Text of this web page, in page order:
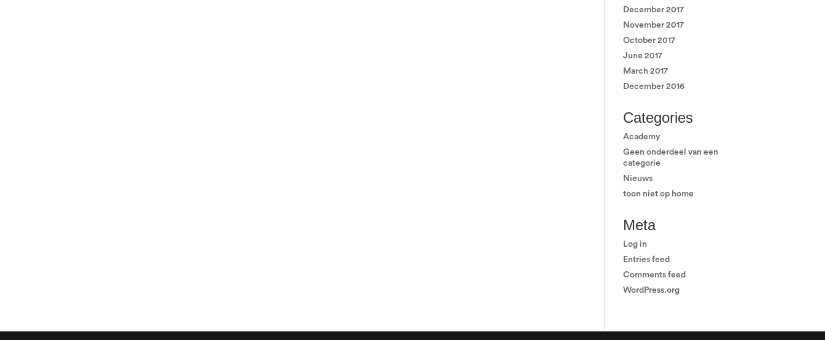
December 2017
November 2017
October 2017
June 2017
March 2017
December 2016
Categories
Academy
Geen onderdeel van een
categorie
Nieuws
toon niet op home
Meta
Log in
Entries feed
Comments feed
WordPress.org